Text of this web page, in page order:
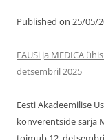
Published on 25/05/
EAUSi ja MEDICA
detsembril 2025
Eesti Akadeemilise
konverentside sarja